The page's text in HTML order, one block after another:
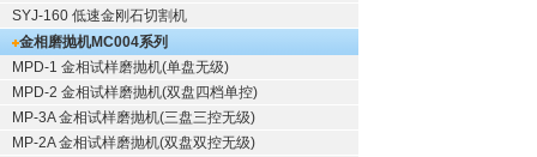
SYJ-160 低速金刚石切割机
金相磨抛机MC004系列
MPD-1 金相试样磨抛机(单盘无级)
MPD-2 金相试样磨抛机(双盘四档单控)
MP-3A 金相试样磨抛机(三盘三控无级)
MP-2A 金相试样磨抛机(双盘双控无级)